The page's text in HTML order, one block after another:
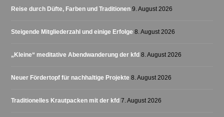
Reise durch Düfte, Farben und Traditionen 9. August 2026
Steigende Mitgliederzahl und einige Erfolge 8. August 2026
„Kleine“ meditative Abendwanderung der kfd 8. August 2026
Neuer Fördertopf für nachhaltige Projekte 8. August 2026
Traditionelles Krautpacken mit der kfd 7. August 2026